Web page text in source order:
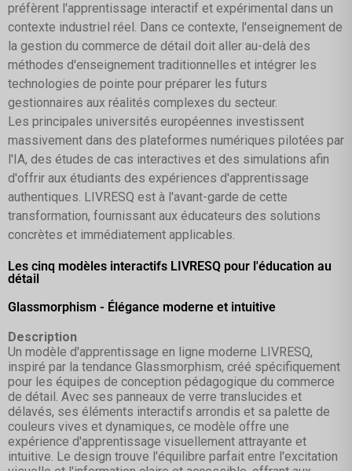
préfèrent l'apprentissage interactif et expérimental dans un
contexte industriel réel. Dans ce contexte, l'enseignement de
la gestion du commerce de détail doit aller au-delà des
méthodes d'enseignement traditionnelles et intégrer les
technologies de pointe pour préparer les futurs
gestionnaires aux réalités complexes du secteur.
Les principales universités européennes investissent
massivement dans des plateformes numériques pilotées par
l'IA, des études de cas interactives et des simulations afin
d'offrir aux étudiants des expériences d'apprentissage
authentiques. LIVRESQ est à l'avant-garde de cette
transformation, fournissant aux éducateurs des solutions
concrètes et immédiatement applicables.
Les cinq modèles interactifs LIVRESQ pour l'éducation au
détail
Glassmorphism - Élégance moderne et intuitive
Description
Un modèle d'apprentissage en ligne moderne LIVRESQ,
inspiré par la tendance Glassmorphism, créé spécifiquement
pour les équipes de conception pédagogique du commerce
de détail. Avec ses panneaux de verre translucides et
délavés, ses éléments interactifs arrondis et sa palette de
couleurs vives et dynamiques, ce modèle offre une
expérience d'apprentissage visuellement attrayante et
intuitive. Le design trouve l'équilibre parfait entre l'excitation